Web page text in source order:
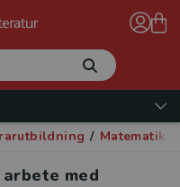
/ Matematik,
med